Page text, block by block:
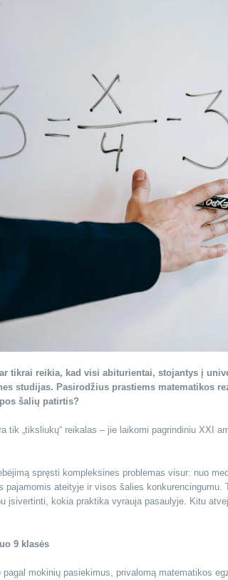
tikrai reikia, kad visi abiturientai, stojantys į
studijas. Pasirodžius prastiems matematikos
šalių patirtis?
tik „tiksliukų“ reikalas – jie laikomi pagrindiniu XXI
spręsti kompleksines problemas visur: nuo
ateityje ir visos šalies konkurencingumu.
įsivertinti, kokia praktika vyrauja pasaulyje. Kitu
9 klasės
mokinių pasiekimus, privalomą matematikos